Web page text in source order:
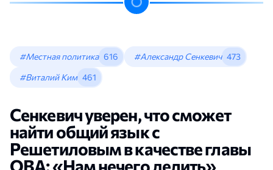
#Местная политика 616 #Александр Сенкевич 473
#Виталий Ким 461
Сенкевич уверен, что сможет
найти общий язык с
Решетиловым в качестве главы
ОВА: «Нам нечего делить»